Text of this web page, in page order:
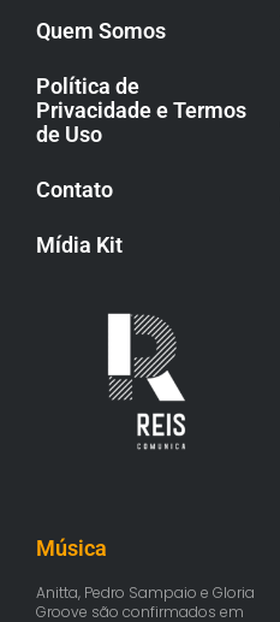
Quem Somos
Política de
Privacidade e Termos
de Uso
Contato
Mídia Kit
Música
Anitta, Pedro Sampaio e Gloria
Groove são confirmados em